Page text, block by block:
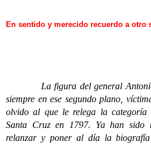
En sentido y merecido recuerdo a otro
La figura del general Antonio
siempre en ese segundo plano,
olvido al que le relega la categoría
Santa Cruz en 1797. Ya han sido
relanzar y poner al día la biografía